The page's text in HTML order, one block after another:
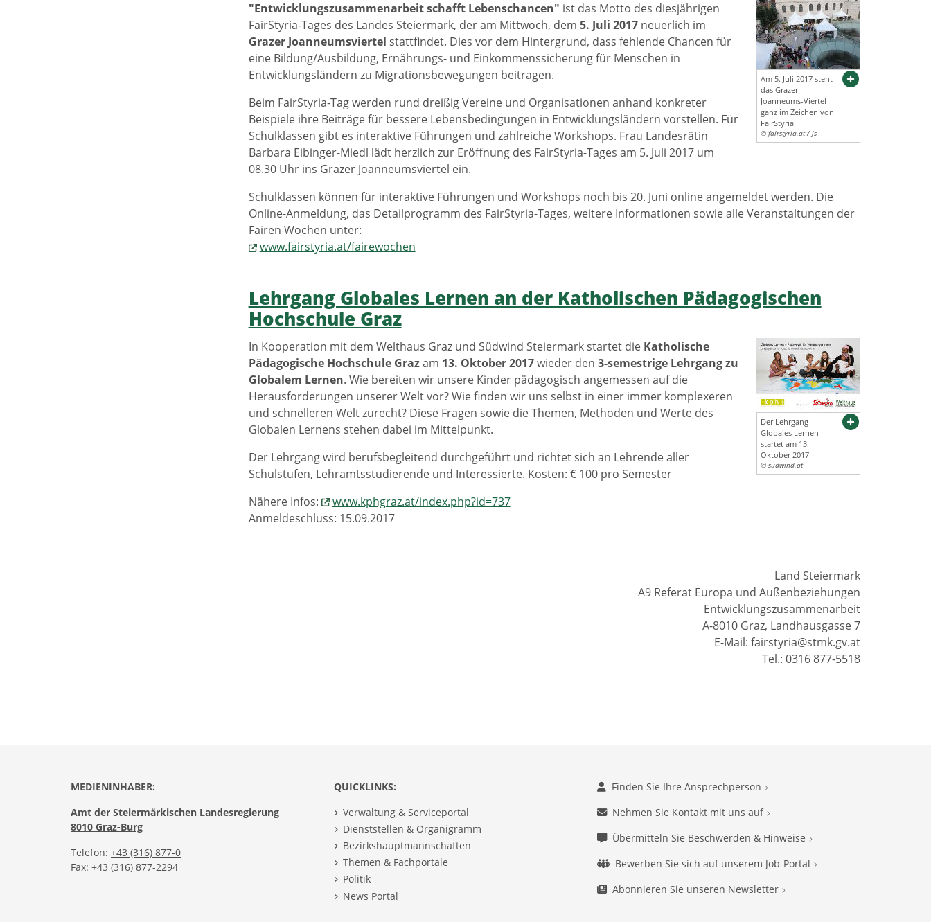
Am 5. Juli 2017 steht
das Grazer
Joanneums-Viertel
ganz im Zeichen von
FairStyria
© fairstyria.at / js
"Entwicklungszusammenarbeit schafft Lebenschancen" ist das Motto des diesjährigen
FairStyria-Tages des Landes Steiermark, der am Mittwoch, dem 5. Juli 2017neuerlich im
Grazer Joanneumsviertel stattfindet. Dies vor dem Hintergrund, dass fehlende Chancen für
eine Bildung/Ausbildung, Ernährungs- und Einkommenssicherung für Menschen in
Entwicklungsländern zu Migrationsbewegungen beitragen.
Beim FairStyria-Tag werden rund dreißig Vereine und Organisationen anhand konkreter
Beispiele ihre Beiträge für bessere Lebensbedingungen in Entwicklungsländern vorstellen. Für
Schulklassen gibt es interaktive Führungen und zahlreiche Workshops. Frau Landesrätin
Barbara Eibinger-Miedl lädt herzlich zur Eröffnung des FairStyria-Tages am 5. Juli 2017 um
08.30 Uhr ins Grazer Joanneumsviertel ein.
Schulklassen können für interaktive Führungen und Workshops noch bis 20. Juni online angemeldet werden. Die
Online-Anmeldung, das Detailprogramm des FairStyria-Tages, weitere Informationen sowie alle Veranstaltungen der
Fairen Wochen unter:
www.fairstyria.at/fairewochen
Lehrgang Globales Lernen an der Katholischen Pädagogischen
Hochschule Graz
Der Lehrgang
Globales Lernen
startet am 13.
Oktober 2017
© südwind.at
In Kooperation mit dem Welthaus Graz und Südwind Steiermark startet die Katholische
Pädagogische Hochschule Grazam 13. Oktober 2017wieder den 3-semestrige Lehrgang zu
Globalem Lernen. Wie bereiten wir unsere Kinder pädagogisch angemessen auf die
Herausforderungen unserer Welt vor? Wie finden wir uns selbst in einer immer komplexeren
und schnelleren Welt zurecht? Diese Fragen sowie die Themen, Methoden und Werte des
Globalen Lernens stehen dabei im Mittelpunkt.
Der Lehrgang wird berufsbegleitend durchgeführt und richtet sich an Lehrende aller
Schulstufen, Lehramtsstudierende und Interessierte. Kosten: € 100 pro Semester
Nähere Infos:
www.kphgraz.at/index.php?id=737
Anmeldeschluss: 15.09.2017
Land Steiermark
A9 Referat Europa und Außenbeziehungen
Entwicklungszusammenarbeit
A-8010 Graz, Landhausgasse 7
E-Mail: fairstyria@stmk.gv.at
Tel.: 0316 877-5518
MEDIENINHABER:
Amt der Steiermärkischen Landesregierung
8010 Graz-Burg
Telefon: +43 (316) 877-0
Fax: +43 (316) 877-2294
QUICKLINKS:
Verwaltung & Serviceportal
Dienststellen & Organigramm
Bezirkshauptmannschaften
Themen & Fachportale
Politik
News Portal
Finden Sie Ihre Ansprechperson
Nehmen Sie Kontakt mit uns auf
Übermitteln Sie Beschwerden & Hinweise
Bewerben Sie sich auf unserem Job-Portal
Abonnieren Sie unseren Newsletter